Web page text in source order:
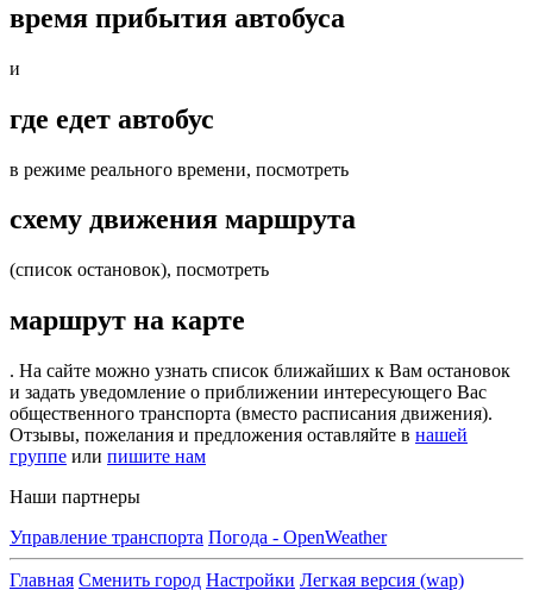
время прибытия автобуса
и
где едет автобус
в режиме реального времени, посмотреть
схему движения маршрута
(список остановок), посмотреть
маршрут на карте
. На сайте можно узнать список ближайших к Вам остановок
и задать уведомление о приближении интересующего Вас
общественного транспорта (вместо расписания движения).
Отзывы, пожелания и предложения оставляйте в нашей
группе или пишите нам
Наши партнеры
Управление транспорта Погода - OpenWeather
Главная Сменить город Настройки Легкая версия (wap)